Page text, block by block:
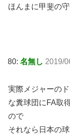
ほんまに甲斐の
80: 名無し 2019/
実際メジャーの
な糞球団にFA取
ので
それなら日本の